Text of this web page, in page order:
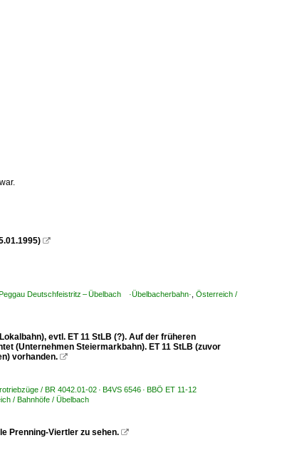

Deutschfeistritz – Übelbach ·Übelbacherbahn· Österreich /
evtl. ET 11 StLB (?). Auf der früheren
(Unternehmen Steiermarkbahn). ET 11 StLB (zuvor
vorhanden. 
/ BR 4042.01-02 · B4VS 6546 · BBÖ ET 11-12
/ Bahnhöfe / Übelbach
Prenning-Viertler zu sehen. 